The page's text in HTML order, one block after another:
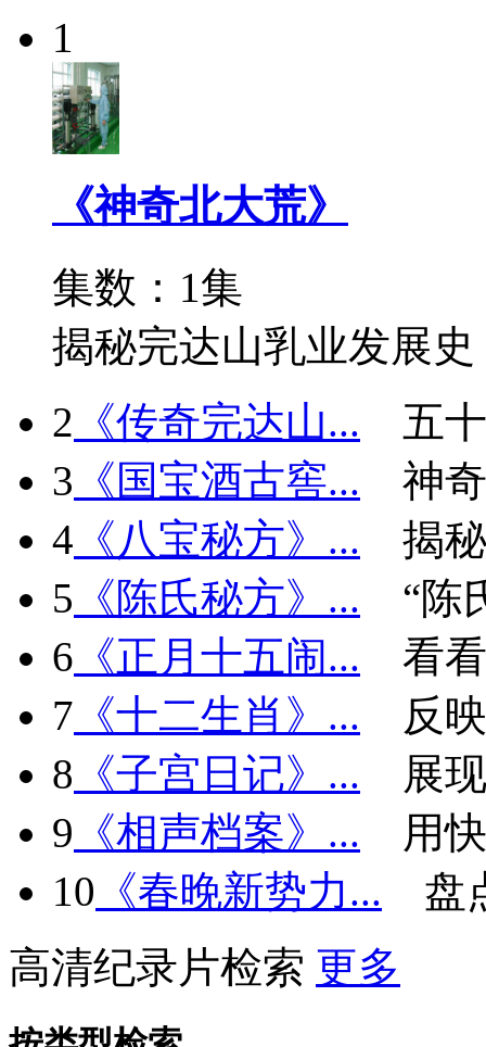
1
《神奇北大荒》
集数：1集
揭秘完达山乳业发展史
2 《传奇完达山...
五
3 《国宝酒古窖...
神
4 《八宝秘方》...
揭
5 《陈氏秘方》...
“陈
6 《正月十五闹...
看
7 《十二生肖》...
反
8 《子宫日记》...
展
9 《相声档案》...
用
10 《春晚新势力...
盘
高清纪录片检索 更多